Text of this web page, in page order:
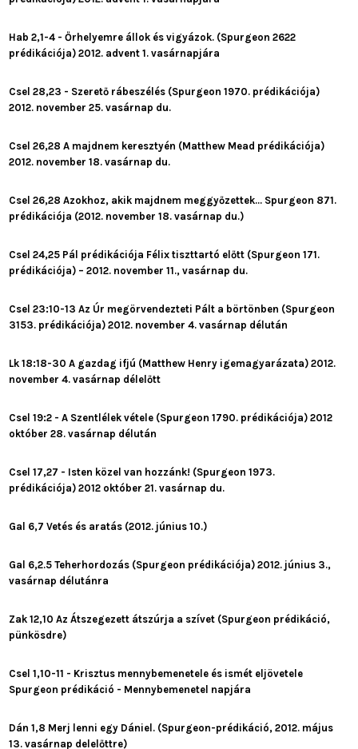
Hab 2,1-4 - Őrhelyemre állok és vigyázok. (Spurgeon 2622
prédikációja) 2012. advent 1. vasárnapjára
Csel 28,23 - Szerető rábeszélés (Spurgeon 1970. prédikációja)
2012. november 25. vasárnap du.
Csel 26,28 A majdnem keresztyén (Matthew Mead prédikációja)
2012. november 18. vasárnap du.
Csel 26,28 Azokhoz, akik majdnem meggyőzettek... Spurgeon 871.
prédikációja (2012. november 18. vasárnap du.)
Csel 24,25 Pál prédikációja Félix tiszttartó előtt (Spurgeon 171.
prédikációja) – 2012. november 11., vasárnap du.
Csel 23:10-13 Az Úr megörvendezteti Pált a börtönben (Spurgeon
3153. prédikációja) 2012. november 4. vasárnap délután
Lk 18:18-30 A gazdag ifjú (Matthew Henry igemagyarázata) 2012.
november 4. vasárnap délelőtt
Csel 19:2 - A Szentlélek vétele (Spurgeon 1790. prédikációja) 2012
október 28. vasárnap délután
Csel 17,27 - Isten közel van hozzánk! (Spurgeon 1973.
prédikációja) 2012 október 21. vasárnap du.
Gal 6,7 Vetés és aratás (2012. június 10.)
Gal 6,2.5 Teherhordozás (Spurgeon prédikációja) 2012. június 3.,
vasárnap délutánra
Zak 12,10 Az Átszegezett átszúrja a szívet (Spurgeon prédikáció,
pünkösdre)
Csel 1,10-11 - Krisztus mennybemenetele és ismét eljövetele
Spurgeon prédikáció - Mennybemenetel napjára
Dán 1,8 Merj lenni egy Dániel. (Spurgeon-prédikáció, 2012. május
13. vasárnap delelőttre)